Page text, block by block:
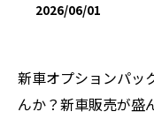
2026/06/01
新車オプションパッ
んか？新車販売が盛